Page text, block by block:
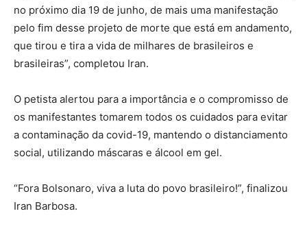
no próximo dia 19 de junho, de mais uma manifestação
pelo fim desse projeto de morte que está em andamento,
que tirou e tira a vida de milhares de brasileiros e
brasileiras”, completou Iran.
O petista alertou para a importância e o compromisso de
os manifestantes tomarem todos os cuidados para evitar
a contaminação da covid-19, mantendo o distanciamento
social, utilizando máscaras e álcool em gel.
“Fora Bolsonaro, viva a luta do povo brasileiro!”, finalizou
Iran Barbosa.